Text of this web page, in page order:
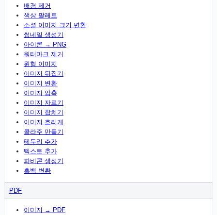
배경 제거
색상 팔레트
소셜 이미지 크기 변환
썸네일 생성기
아이콘 → PNG
워터마크 제거
원형 이미지
이미지 뒤집기
이미지 변환
이미지 압축
이미지 자르기
이미지 합치기
이미지 흐리게
콜라주 만들기
테두리 추가
텍스트 추가
파비콘 생성기
흑백 변환
PDF
이미지 → PDF